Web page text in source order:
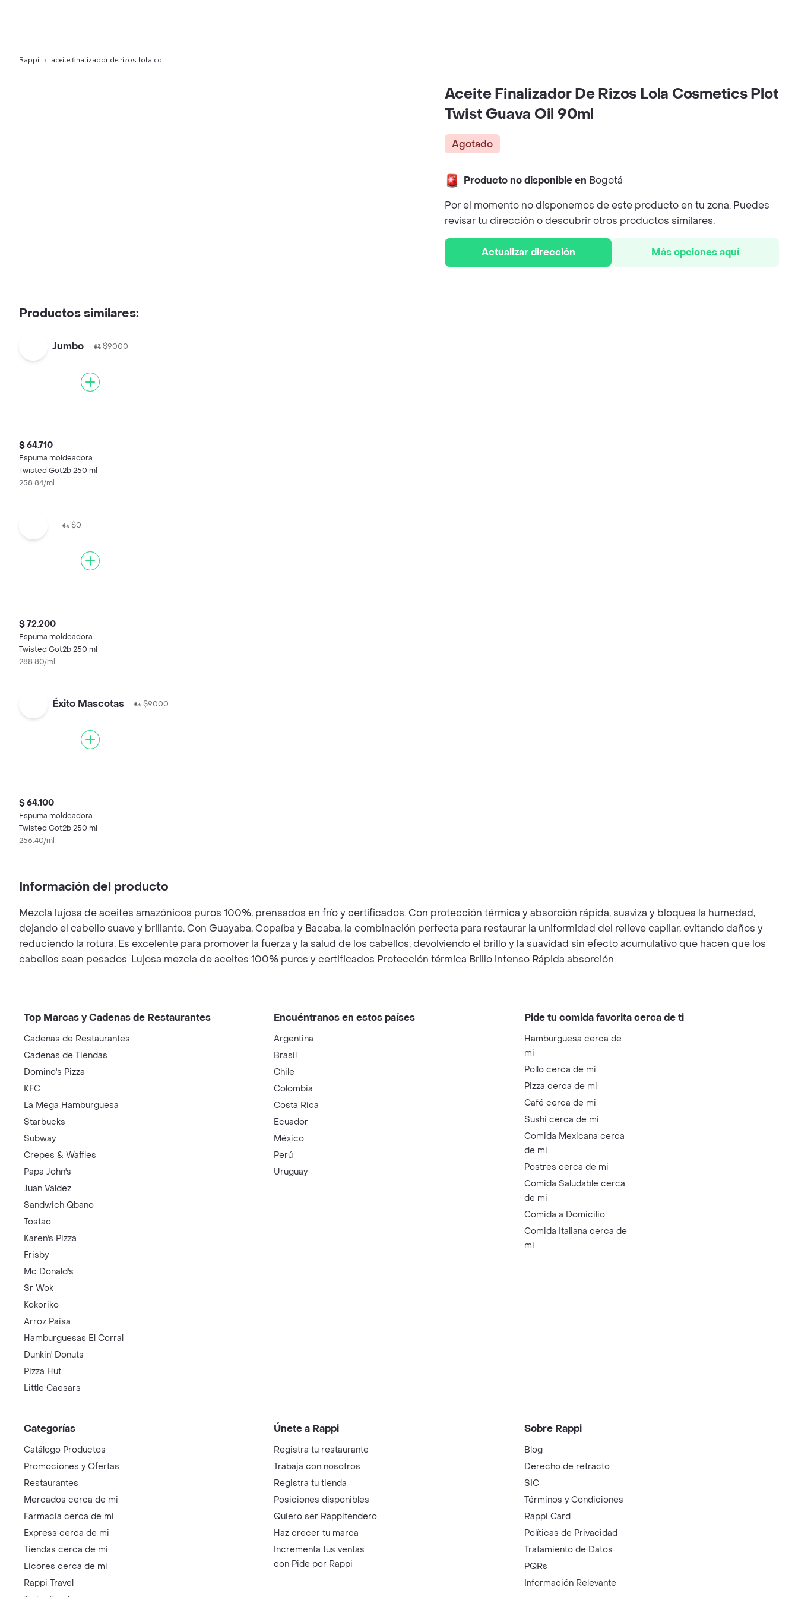
Rappi aceite finalizador de rizos lola co
Aceite Finalizador De Rizos Lola Cosmetics Plot
Twist Guava Oil 90ml
Agotado
Producto no disponible en Bogotá
Por el momento no disponemos de este producto en tu zona. Puedes
revisar tu dirección o descubrir otros productos similares.
Actualizar dirección Más opciones aquí
Productos similares:
Jumbo $9000
$ 64.710
Espuma moldeadora
Twisted Got2b 250 ml
258.84/ml
$0
$ 72.200
Espuma moldeadora
Twisted Got2b 250 ml
288.80/ml
Éxito Mascotas $9000
$ 64.100
Espuma moldeadora
Twisted Got2b 250 ml
256.40/ml
Información del producto
Mezcla lujosa de aceites amazónicos puros 100%, prensados en frío y certificados. Con protección térmica y absorción rápida, suaviza y bloquea la humedad,
dejando el cabello suave y brillante. Con Guayaba, Copaíba y Bacaba, la combinación perfecta para restaurar la uniformidad del relieve capilar, evitando daños y
reduciendo la rotura. Es excelente para promover la fuerza y la salud de los cabellos, devolviendo el brillo y la suavidad sin efecto acumulativo que hacen que los
cabellos sean pesados. Lujosa mezcla de aceites 100% puros y certificados Protección térmica Brillo intenso Rápida absorción
Top Marcas y Cadenas de Restaurantes
Cadenas de Restaurantes
Cadenas de Tiendas
Domino's Pizza
KFC
La Mega Hamburguesa
Starbucks
Subway
Crepes & Waffles
Papa John's
Juan Valdez
Sandwich Qbano
Tostao
Karen's Pizza
Frisby
Mc Donald's
Sr Wok
Kokoriko
Arroz Paisa
Hamburguesas El Corral
Dunkin' Donuts
Pizza Hut
Little Caesars
Encuéntranos en estos países
Argentina
Brasil
Chile
Colombia
Costa Rica
Ecuador
México
Perú
Uruguay
Pide tu comida favorita cerca de ti
Hamburguesa cerca de
mi
Pollo cerca de mi
Pizza cerca de mi
Café cerca de mi
Sushi cerca de mi
Comida Mexicana cerca
de mi
Postres cerca de mi
Comida Saludable cerca
de mi
Comida a Domicilio
Comida Italiana cerca de
mi
Categorías
Catálogo Productos
Promociones y Ofertas
Restaurantes
Mercados cerca de mi
Farmacia cerca de mi
Express cerca de mi
Tiendas cerca de mi
Licores cerca de mi
Rappi Travel
Únete a Rappi
Registra tu restaurante
Trabaja con nosotros
Registra tu tienda
Posiciones disponibles
Quiero ser Rappitendero
Haz crecer tu marca
Incrementa tus ventas
con Pide por Rappi
Sobre Rappi
Blog
Derecho de retracto
SIC
Términos y Condiciones
Rappi Card
Políticas de Privacidad
Tratamiento de Datos
PQRs
Información Relevante